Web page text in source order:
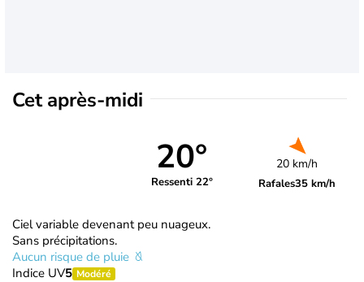
Cet après-midi
20°
Ressenti 22°
20 km/h
Rafales35 km/h
Ciel variable devenant peu nuageux.
Sans précipitations.
Aucun risque de pluie
Indice UV5 Modéré